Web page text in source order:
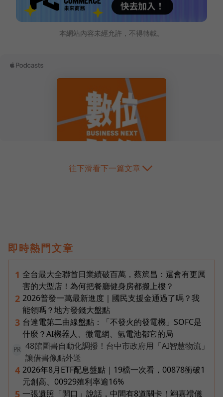
本網站內容未經允許，不得轉載。
往下滑看下一篇文章
即時熱門文章
1 全台最大全聯首日業績破百萬，蔡篤昌：還會有更厲
害的大型店！為何把餐廳健身房都搬上樓？
2 2026普發一萬最新進度｜國民支援金通過了嗎？我
能領嗎？地方發錢大盤點
3 台達電第二曲線盤點：「不發火的發電機」SOFC是
什麼？AI機器人、微電網、氫電池都它的局
PR
48館圖書自動化調撥！台中市政府用「AI智慧物流」
讓借書像點外送
4 2026年8月ETF配息盤點｜19檔一次看，00878衝破1
元創高、00929殖利率逾16%
5 一張遺照「開口」說話，中間有8道關卡！翊嘉禮儀